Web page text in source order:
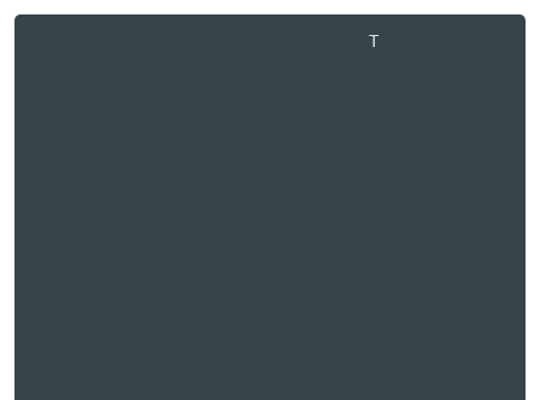
                                   T